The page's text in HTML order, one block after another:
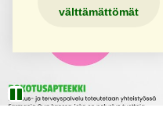
välttämättömät